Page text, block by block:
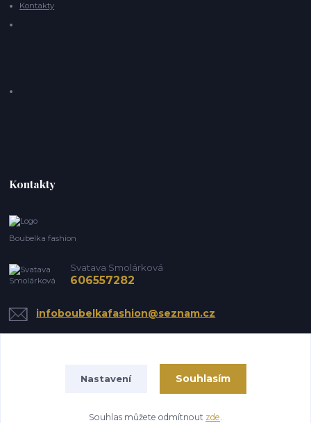
Kontakty
Kontakty
Boubelka fashion
Svatava Smolárková
606557282
infoboubelkafashion@seznam.cz
Nastavení Souhlasím
Souhlas můžete odmítnout zde